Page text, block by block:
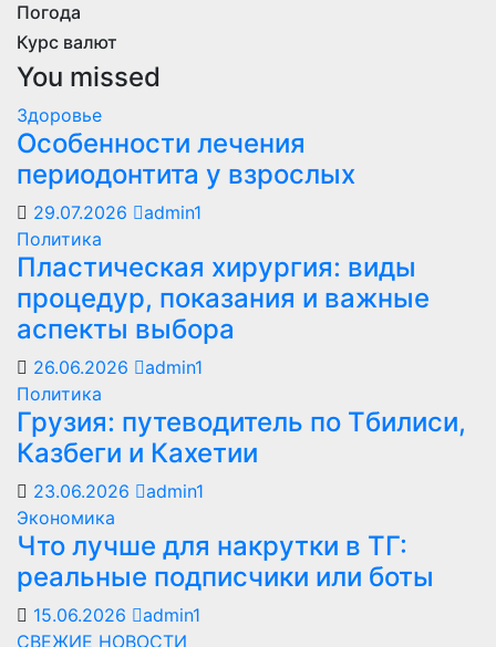
Погода
Курс валют
You missed
Здоровье
Особенности лечения
периодонтита у взрослых
29.07.2026
admin1
Политика
Пластическая хирургия: виды
процедур, показания и важные
аспекты выбора
26.06.2026
admin1
Политика
Грузия: путеводитель по Тбилиси,
Казбеги и Кахетии
23.06.2026
admin1
Экономика
Что лучше для накрутки в ТГ:
реальные подписчики или боты
15.06.2026
admin1
СВЕЖИЕ НОВОСТИ